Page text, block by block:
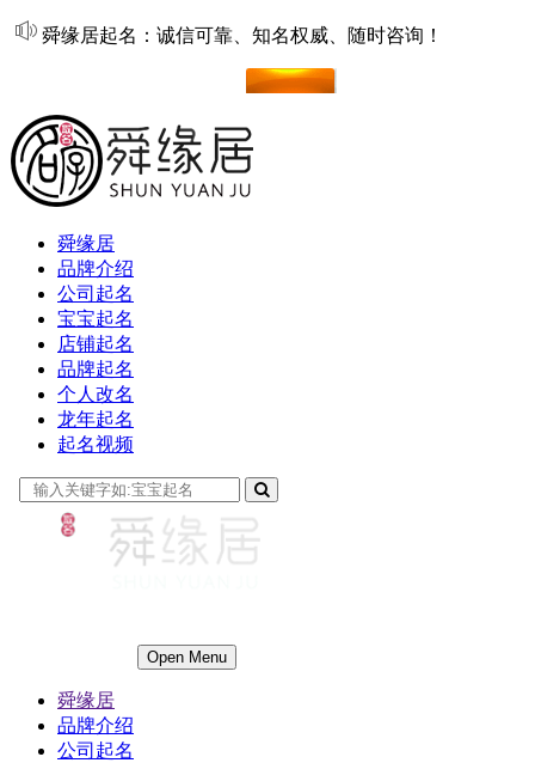
舜缘居起名：诚信可靠、知名权威、随时咨询！
舜缘居
品牌介绍
公司起名
宝宝起名
店铺起名
品牌起名
个人改名
龙年起名
起名视频
Open Menu
舜缘居
品牌介绍
公司起名